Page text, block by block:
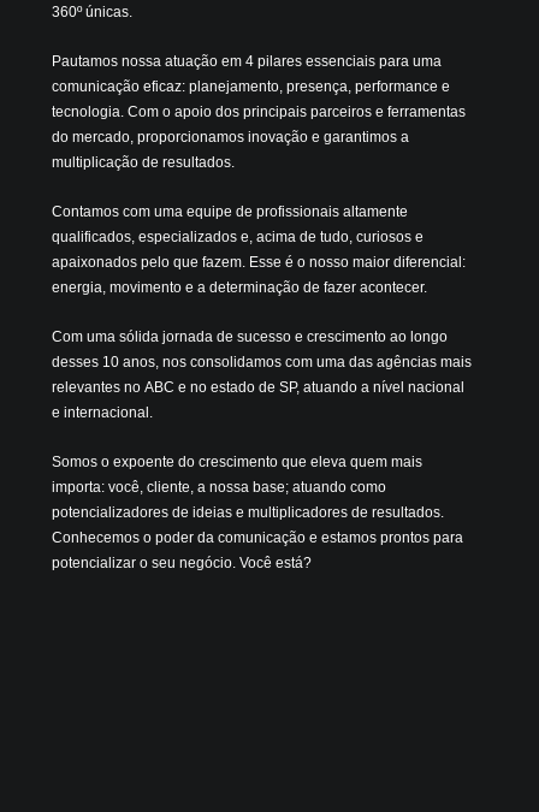
360º únicas.
Pautamos nossa atuação em 4 pilares essenciais para uma
comunicação eficaz: planejamento, presença, performance e
tecnologia.Com o apoio dos principais parceiros e ferramentas
do mercado, proporcionamos inovação e garantimos a
multiplicação de resultados.
Contamos com uma equipe de profissionais altamente
qualificados, especializados e, acima de tudo, curiosos e
apaixonados pelo que fazem. Esse é o nosso maior diferencial:
energia, movimento e a determinação de fazer acontecer.
Com uma sólida jornada de sucesso e crescimento ao longo
desses 10 anos, nos consolidamos com uma das agências mais
relevantes no ABC e no estado de SP, atuando a nível nacional
e internacional.
Somos o expoente do crescimento que eleva quem mais
importa: você, cliente, a nossa base; atuando como
potencializadores de ideias e multiplicadores de resultados.
Conhecemos o poder da comunicação e estamos prontos para
potencializar o seu negócio. Você está?